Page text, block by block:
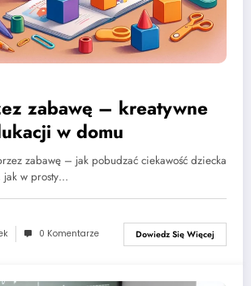
zabawę – kreatywne
w domu
zabawę – jak pobudzać ciekawość dziecka
jak w prosty…
0 Komentarze Dowiedz Się Więcej